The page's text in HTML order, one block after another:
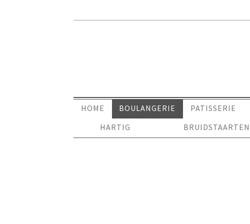
HOME BOULANGERIE PATISSERIE
HARTIG
BRUIDSTAARTEN